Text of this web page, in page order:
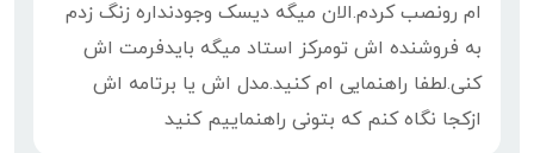
ام رونصب کردم.الان میگه دیسک وجودنداره زنگ زدم
به فروشنده اش تومرکز استاد میگه بایدفرمت اش
کنی.لطفا راهنمایی ام کنید.مدل اش یا برتامه اش
ازکجا نگاه کنم که بتونی راهنماییم کنید